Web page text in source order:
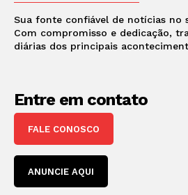
Sua fonte confiável de notícias no
Com compromisso e dedicação,
diárias dos principais
Entre em contato
FALE CONOSCO
ANUNCIE AQUI